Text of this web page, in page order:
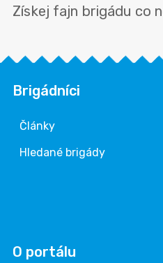
Získej fajn brigádu co
Brigádníci
Články
Hledané brigády
O portálu